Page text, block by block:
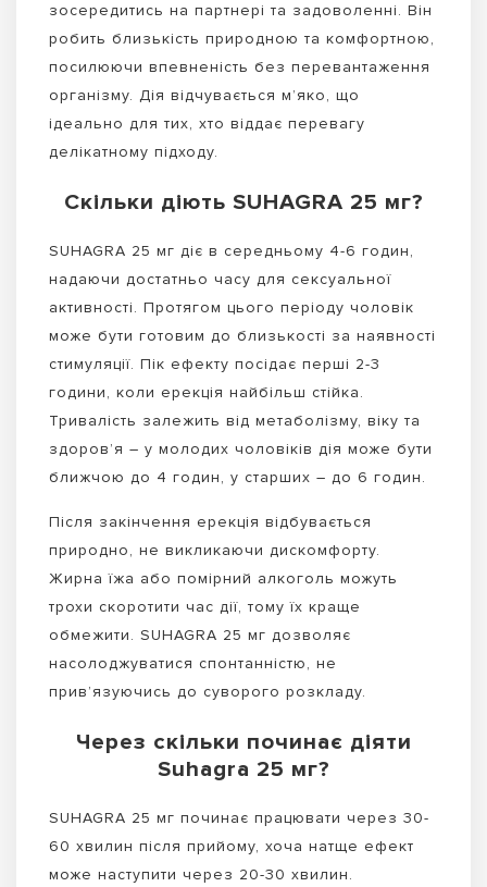
зосередитись на партнері та задоволенні. Він
робить близькість природною та комфортною,
посилюючи впевненість без перевантаження
організму. Дія відчувається м’яко, що
ідеально для тих, хто віддає перевагу
делікатному підходу.
Скільки діють SUHAGRA 25 мг?
SUHAGRA 25 мг діє в середньому 4-6 годин,
надаючи достатньо часу для сексуальної
активності. Протягом цього періоду чоловік
може бути готовим до близькості за наявності
стимуляції. Пік ефекту посідає перші 2-3
години, коли ерекція найбільш стійка.
Тривалість залежить від метаболізму, віку та
здоров’я – у молодих чоловіків дія може бути
ближчою до 4 годин, у старших – до 6 годин.
Після закінчення ерекція відбувається
природно, не викликаючи дискомфорту.
Жирна їжа або помірний алкоголь можуть
трохи скоротити час дії, тому їх краще
обмежити. SUHAGRA 25 мг дозволяє
насолоджуватися спонтанністю, не
прив’язуючись до суворого розкладу.
Через скільки починає діяти
Suhagra 25 мг?
SUHAGRA 25 мг починає працювати через 30-
60 хвилин після прийому, хоча натще ефект
може наступити через 20-30 хвилин.